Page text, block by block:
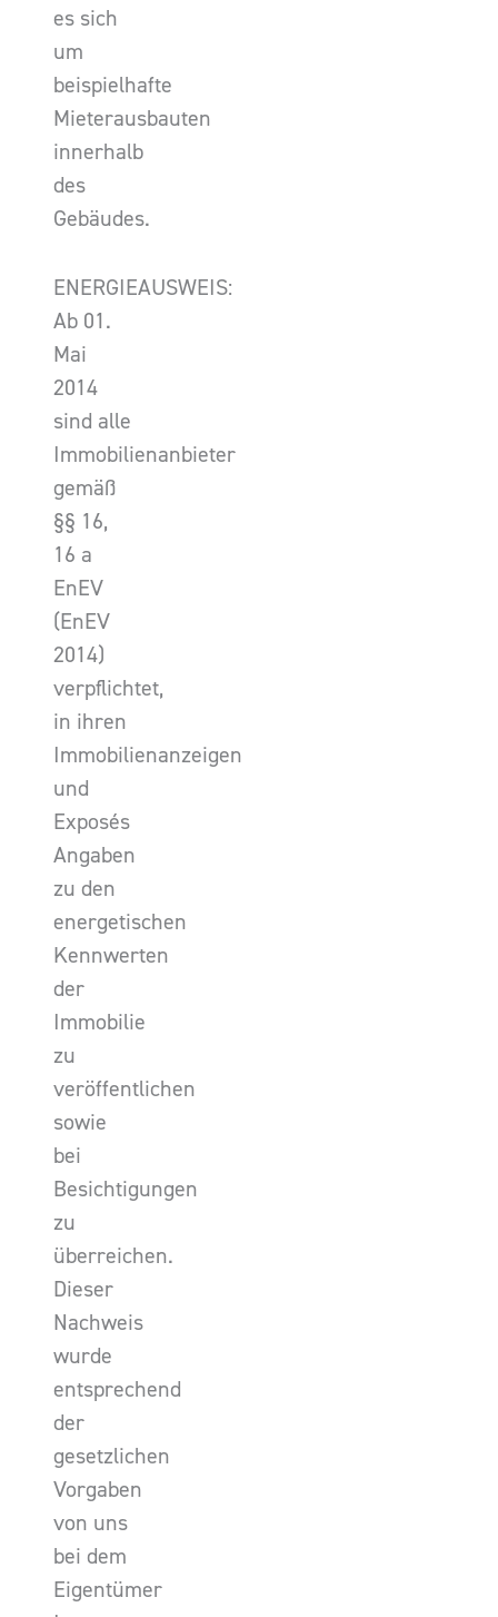
es sich
um
beispielhafte
Mieterausbauten
innerhalb
des
Gebäudes.
ENERGIEAUSWEIS:
Ab 01.
Mai
2014
sind alle
Immobilienanbieter
gemäß
§§ 16,
16 a
EnEV
(EnEV
2014)
verpflichtet,
in ihren
Immobilienanzeigen
und
Exposés
Angaben
zu den
energetischen
Kennwerten
der
Immobilie
zu
veröffentlichen
sowie
bei
Besichtigungen
zu
überreichen.
Dieser
Nachweis
wurde
entsprechend
der
gesetzlichen
Vorgaben
von uns
bei dem
Eigentümer